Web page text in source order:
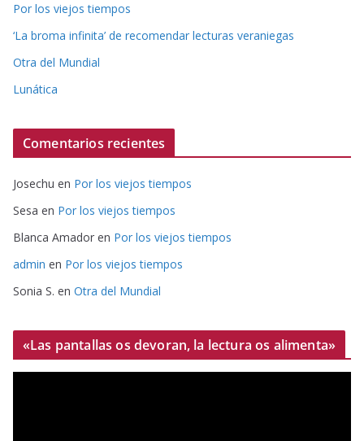
Por los viejos tiempos
‘La broma infinita’ de recomendar lecturas veraniegas
Otra del Mundial
Lunática
Comentarios recientes
Josechu en Por los viejos tiempos
Sesa en Por los viejos tiempos
Blanca Amador en Por los viejos tiempos
admin en Por los viejos tiempos
Sonia S. en Otra del Mundial
«Las pantallas os devoran, la lectura os alimenta»